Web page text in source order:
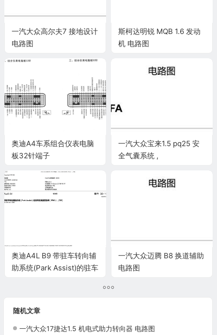
一汽大众高尔夫7 接地设计
电路图
斯柯达明锐 MQB 1.6 发动
机 电路图
奥迪A4车系组合仪表电脑
板32针端子
一汽大众宝来1.5 pq25 安
全气囊系统 ,
奥迪A4L B9 带驻车转向辅
助系统(Park Assist)的驻车
一汽大众迈腾 B8 换道辅助
电路图
随机文章
一汽大众17捷达1.5 机电式助力转向器 电路图